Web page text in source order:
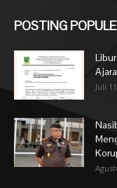
POSTING
Juli